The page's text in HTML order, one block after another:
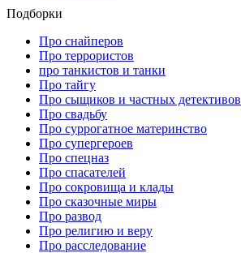
Подборки
Про снайперов
Про террористов
про танкистов и танки
Про тайгу
Про сыщиков и частных детективов
Про свадьбу
Про суррогатное материнство
Про супергероев
Про спецназ
Про спасателей
Про сокровища и клады
Про сказочные миры
Про развод
Про религию и веру
Про расследование